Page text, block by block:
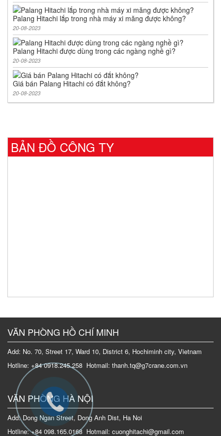
Palang Hitachi lắp trong nhà máy xi măng được không?
20-08-2023
Palang Hitachi được dùng trong các ngàng nghề gì?
20-08-2023
Giá bán Palang Hitachi có đắt không?
20-08-2023
BẢN ĐỒ CÔNG TY
VĂN PHÒNG HỒ CHÍ MINH
Add: No. 70, Street 17, Ward 10, District 6, Hochiminh city, Vietnam
Hotline: +84 0918.245.258 Hotmail: thanh.tq@g7crane.com.vn
VĂN PHÒNG HÀ NỘI
Add: Dong Ngan Street, Dong Anh Dist, Ha Noi
Hotline: +84 098.165.0168 Hotmail: cuonghitachi@gmail.com